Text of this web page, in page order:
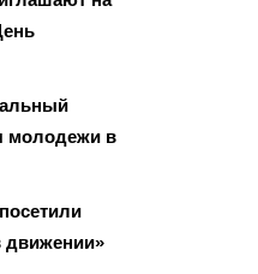
молодежи в
движении»